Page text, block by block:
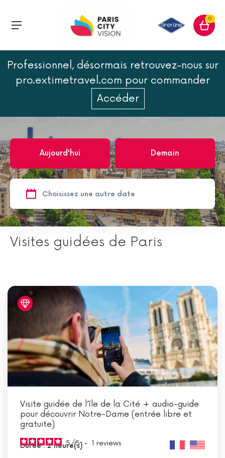
0
Professionnel, désormais retrouvez-nous sur
pro.extimetravel.com pour commander
Accéder
Aujourd'hui Demain
Visites guidées de Paris
Visite guidée de l’île de la Cité + audio-guide
pour découvrir Notre-Dame (entrée libre et
gratuite)
5/5- 1 reviews
Durée : 2 heure(s)